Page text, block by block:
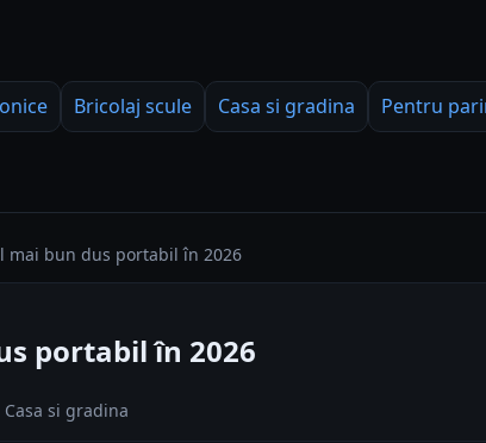
Bricolaj scule Casa si gradina Pentru
mai bun dus portabil în 2026
portabil în 2026
Casa si gradina